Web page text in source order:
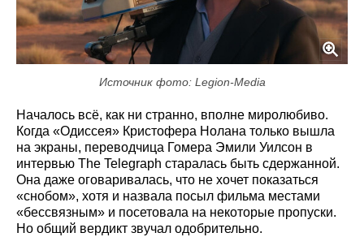
Источник фото: Legion-Media
Началось всё, как ни странно, вполне миролюбиво.
Когда «Одиссея» Кристофера Нолана только вышла
на экраны, переводчица Гомера Эмили Уилсон в
интервью The Telegraph старалась быть сдержанной.
Она даже оговаривалась, что не хочет показаться
«снобом», хотя и назвала посыл фильма местами
«бессвязным» и посетовала на некоторые пропуски.
Но общий вердикт звучал одобрительно.